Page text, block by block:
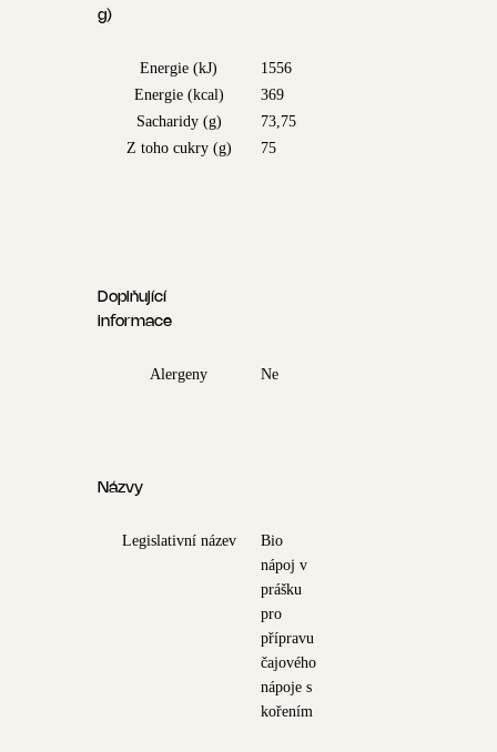
g)
Energie (kJ)
1556
Energie (kcal)
369
Sacharidy (g)
73,75
Z toho cukry (g)
75
Doplňující
informace
Alergeny Ne
Názvy
Legislativní název
Bio
nápoj v
prášku
pro
přípravu
čajového
nápoje s
kořením